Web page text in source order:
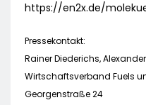
https://en2x.de/
Pressekontakt:
Rainer Diederichs,
Wirtschaftsverband Fuels
Georgenstraße 24